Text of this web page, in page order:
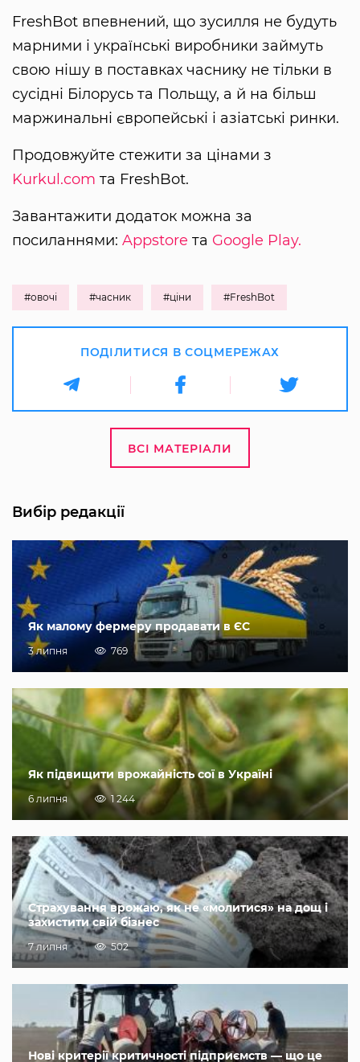
FreshBot впевнений, що зусилля не будуть
марними і українські виробники займуть
свою нішу в поставках часнику не тільки в
сусідні Білорусь та Польщу, а й на більш
маржинальні європейські і азіатські ринки.
Продовжуйте стежити за цінами з
Kurkul.com та FreshBot.
Завантажити додаток можна за
посиланнями: Appstore та Google Play.
#овочі #часник #ціни #FreshBot
ПОДІЛИТИСЯ В СОЦМЕРЕЖАХ
ВСІ МАТЕРІАЛИ
Вибір редакції
Як малому фермеру продавати в ЄС
3 липня 769
Як підвищити врожайність сої в Україні
6 липня 1 244
Страхування врожаю, як не «молитися» на дощ і
захистити свій бізнес
7 липня 502
Нові критерії критичності підприємств — що це